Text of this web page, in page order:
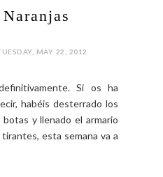
MAY 22, 2012
Si os ha
habéis desterrado los
y llenado el armario
esta semana va a